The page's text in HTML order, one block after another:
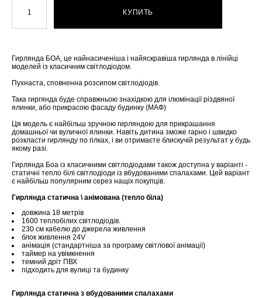
КУПИТЬ
Гирлянда БОА, це найнасиченіша і найяскравіша гирлянда в лінійці
моделей із класичним світлодіодом.
Пухнаста, сповненна розсипом світлодіодів.
Така гиргянда буде справжньою знахідкою для ілюмінації різдвяної
ялинки, або прикрасою фасаду будинку (МАФ)
Ця модель є найбільш зручною гирляндою для прикрашання
домашньої чи вуличної ялинки. Навіть дитина зможе гарно і швидко
розкласти гирлянду по гілках, і ви отримаєте блискучій результат у будь
якому разі.
Гирлянда Боа із класичними світлодіодами також доступна у варіанті -
статичні тепло білі світлодіоди із вбудованими спалахами. Цей варіант
є найбільш популярним серез нащіх покупців.
Гирлянда статична \ анімована (тепло біла)
довжина 18 метрів
1600 теплобілих світлодіодів.
230 см кабелю до джерела живлення
блок живлення 24V
анімація (стандартніша за програму світлової анімації)
таймер на увімкнення
темний дріт ПВХ
підходить для вулиці та будинку
Гирлянда статична з вбудованими спалахами